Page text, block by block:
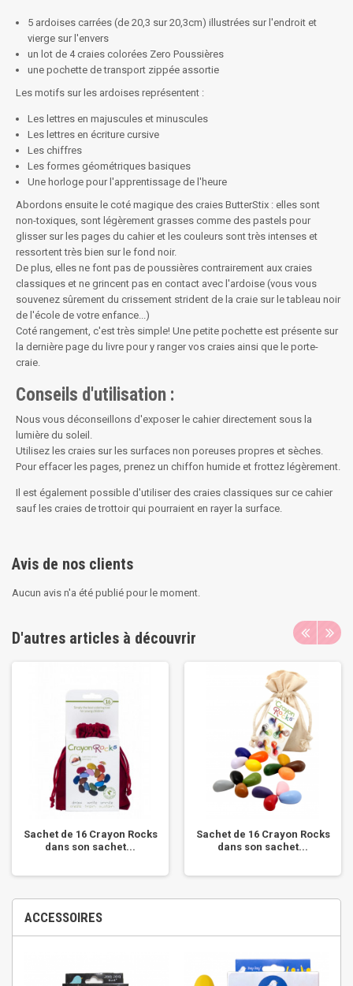
5 ardoises carrées (de 20,3 sur 20,3cm) illustrées sur l'endroit et
vierge sur l'envers
un lot de 4 craies colorées Zero Poussières
une pochette de transport zippée assortie
Les motifs sur les ardoises représentent :
Les lettres en majuscules et minuscules
Les lettres en écriture cursive
Les chiffres
Les formes géométriques basiques
Une horloge pour l'apprentissage de l'heure
Abordons ensuite le coté magique des craies ButterStix : elles sont
non-toxiques, sont légèrement grasses comme des pastels pour
glisser sur les pages du cahier et les couleurs sont très intenses et
ressortent très bien sur le fond noir.
De plus, elles ne font pas de poussières contrairement aux craies
classiques et ne grincent pas en contact avec l'ardoise (vous vous
souvenez sûrement du crissement strident de la craie sur le tableau noir
de l'école de votre enfance...)
Coté rangement, c'est très simple! Une petite pochette est présente sur
la dernière page du livre pour y ranger vos craies ainsi que le porte-
craie.
Conseils d'utilisation :
Nous vous déconseillons d'exposer le cahier directement sous la
lumière du soleil.
Utilisez les craies sur les surfaces non poreuses propres et sèches.
Pour effacer les pages, prenez un chiffon humide et frottez légèrement.
Il est également possible d'utiliser des craies classiques sur ce cahier
sauf les craies de trottoir qui pourraient en rayer la surface.
Avis de nos clients
Aucun avis n'a été publié pour le moment.
D'autres articles à découvrir
Sachet de 16 Crayon Rocks
dans son sachet...
Sachet de 16 Crayon Rocks
dans son sachet...
ACCESSOIRES